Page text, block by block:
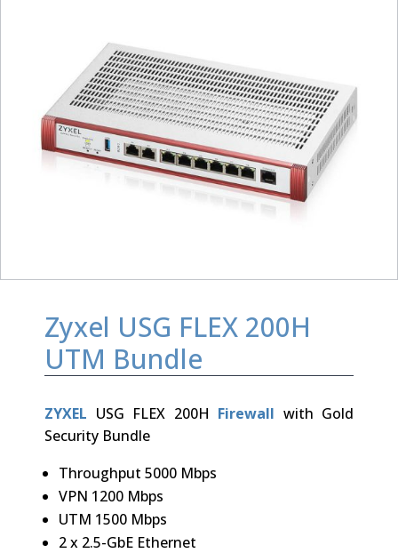
Zyxel USG FLEX 200H
UTM Bundle
ZYXEL USG FLEX 200H Firewall with Gold
Security Bundle
Throughput 5000 Mbps
VPN 1200 Mbps
UTM 1500 Mbps
2 x 2.5-GbE Ethernet